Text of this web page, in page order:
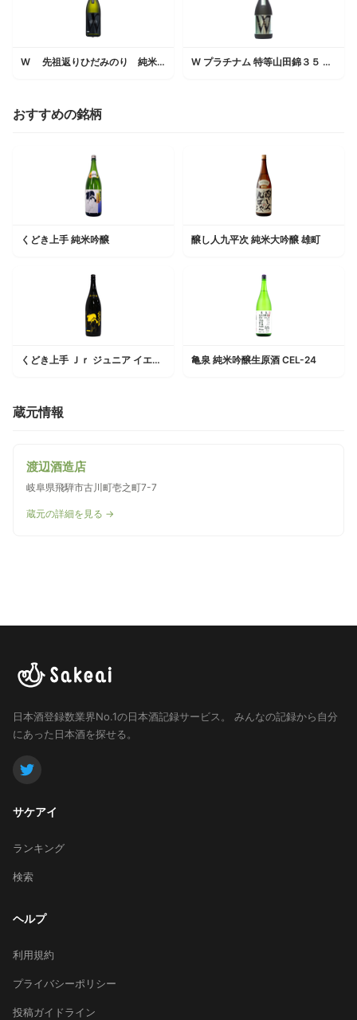
W 先祖返りひだみのり 純米無濾過生原酒 W プラチナム 特等山田錦３５ 純米無濾過生原酒
おすすめの銘柄
くどき上手 純米吟醸 醸し人九平次 純米大吟醸 雄町
くどき上手 Ｊｒ ジュニア イエロー 純米大吟醸 亀泉 純米吟醸生原酒 CEL-24
蔵元情報
渡辺酒造店
岐阜県飛騨市古川町壱之町7-7
蔵元の詳細を見る →
日本酒登録数業界No.1の日本酒記録サービス。
みんなの記録から自分
にあった日本酒を探せる。
サケアイ
ランキング
検索
ヘルプ
利用規約
プライバシーポリシー
投稿ガイドライン